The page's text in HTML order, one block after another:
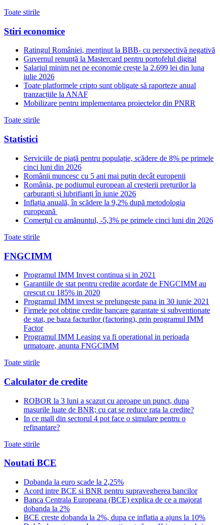
Toate stirile
Stiri economice
Ratingul României, menținut la BBB- cu perspectivă negativă
Guvernul renunță la Mastercard pentru portofelul digital
Salariul minim net pe economie crește la 2.699 lei din luna
iulie 2026
Toate platformele cripto sunt obligate să raporteze anual
tranzacțiile la ANAF
Mobilizare pentru implementarea proiectelor din PNRR
Toate stirile
Statistici
Serviciile de piață pentru populație, scădere de 8% pe primele
cinci luni din 2026
Românii muncesc cu 5 ani mai puțin decât europenii
România, pe podiumul european al creșterii prețurilor la
carburanți și lubrifianți în iunie 2026
Inflația anuală, în scădere la 9,2% după metodologia
europeană
Comerțul cu amănuntul, -5,3% pe primele cinci luni din 2026
Toate stirile
FNGCIMM
Programul IMM Invest continua si in 2021
Garantiile de stat pentru credite acordate de FNGCIMM au
crescut cu 185% in 2020
Programul IMM invest se prelungeste pana in 30 iunie 2021
Firmele pot obtine credite bancare garantate si subventionate
de stat, pe baza facturilor (factoring), prin programul IMM
Factor
Programul IMM Leasing va fi operational in perioada
urmatoare, anunta FNGCIMM
Toate stirile
Calculator de credite
ROBOR la 3 luni a scazut cu aproape un punct, dupa
masurile luate de BNR; cu cat se reduce rata la credite?
In ce mall din sectorul 4 pot face o simulare pentru o
refinantare?
Toate stirile
Noutati BCE
Dobanda la euro scade la 2,25%
Acord intre BCE si BNR pentru supravegherea bancilor
Banca Centrala Europeana (BCE) explica de ce a majorat
dobanda la 2%
BCE creste dobanda la 2%, dupa ce inflatia a ajuns la 10%